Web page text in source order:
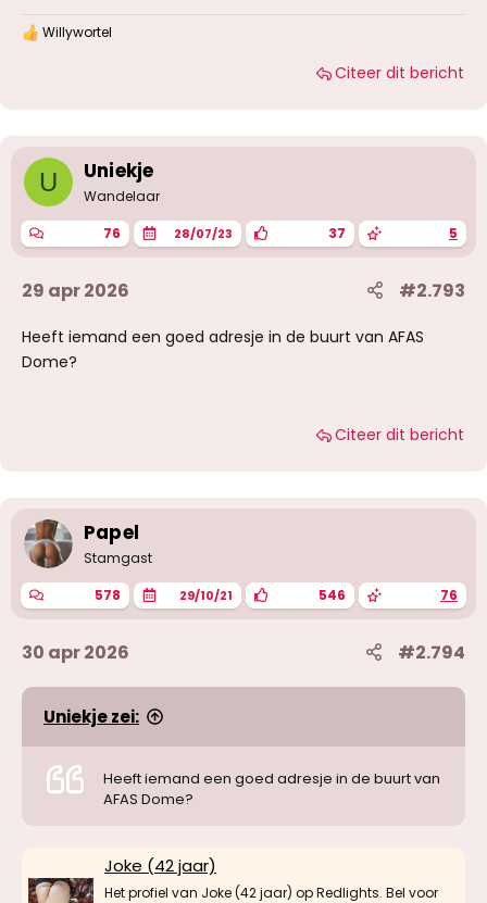
W
n
g
n
:
Willywortel
Citeer dit bericht
U Uniekje
Wandelaar
76 28/07/23 37 5
29 apr 2026 #2.793
Heeft iemand een goed adresje in de buurt van AFAS
Dome?
Citeer dit bericht
Papel
Stamgast
578 29/10/21 546 76
30 apr 2026 #2.794
Uniekje zei:
Heeft iemand een goed adresje in de buurt van
AFAS Dome?
Joke (42 jaar)
Het profiel van Joke (42 jaar) op Redlights. Bel voor